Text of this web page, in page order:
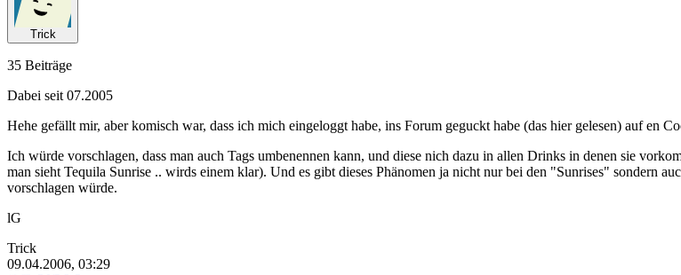
Trick
35 Beiträge
Dabei seit 07.2005
Hehe gefällt mir, aber komisch war, dass ich mich eingeloggt habe, ins Forum geguckt habe (das hier gelesen) auf en
Ich würde vorschlagen, dass man auch Tags umbenennen kann, und diese nich dazu in allen Drinks in denen sie
man sieht Tequila Sunrise .. wirds einem klar). Und es gibt dieses Phänomen ja nicht nur bei den "Sunrises" sondern
vorschlagen würde.
lG
Trick
09.04.2006, 03:29